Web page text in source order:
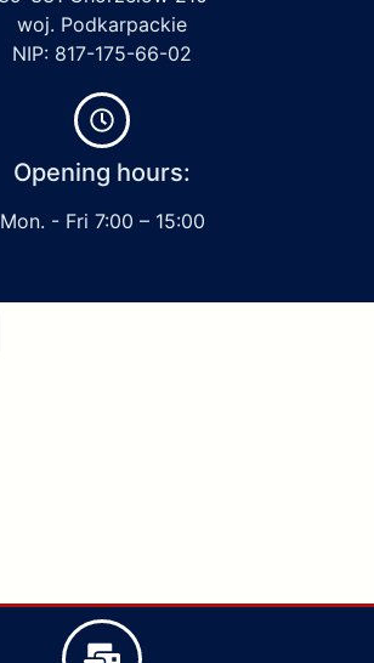
woj. Podkarpackie
NIP: 817-175-66-02
Opening hours:
Mon. - Fri 7:00 – 15:00